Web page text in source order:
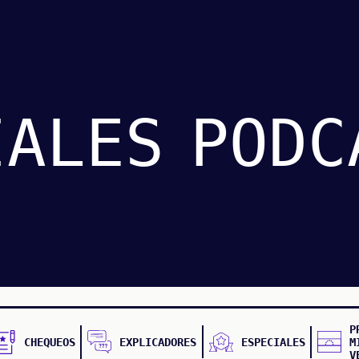
CHEQUEOS EXPLICADORES ESPECIALES